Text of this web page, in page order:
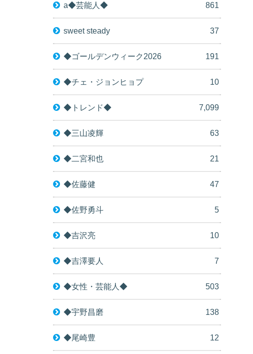
a◆芸能人◆ 861
sweet steady 37
◆ゴールデンウィーク2026 191
◆チェ・ジョンヒョプ 10
◆トレンド◆ 7,099
◆三山凌輝 63
◆二宮和也 21
◆佐藤健 47
◆佐野勇斗 5
◆吉沢亮 10
◆吉澤要人 7
◆女性・芸能人◆ 503
◆宇野昌磨 138
◆尾崎豊 12